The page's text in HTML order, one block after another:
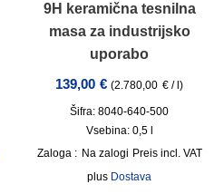
9H keramična tesnilna
masa za industrijsko
uporabo
139,00 € (2.780,00 € / )
Šifra: 8040-640-500
Vsebina: 0,5 l
Zaloga : Na zalogi
incl. VAT
plus Dostava